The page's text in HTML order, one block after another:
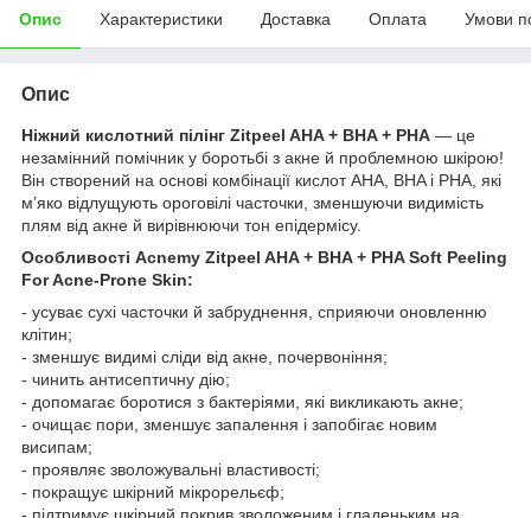
Опис Характеристики Доставка Оплата Умови
Опис
Ніжний кислотний пілінг Zitpeel AHA + BHA + PHA — це
незамінний помічник у боротьбі з акне й проблемною шкірою!
Він створений на основі комбінації кислот AHA, BHA і PHA, які
м’яко відлущують ороговілі часточки, зменшуючи видимість
плям від акне й вирівнюючи тон епідермісу.
Особливості Acnemy Zitpeel AHA + BHA + PHA Soft Peeling
For Acne-Prone Skin:
- усуває сухі часточки й забруднення, сприяючи оновленню
клітин;
- зменшує видимі сліди від акне, почервоніння;
- чинить антисептичну дію;
- допомагає боротися з бактеріями, які викликають акне;
- очищає пори, зменшує запалення і запобігає новим
висипам;
- проявляє зволожувальні властивості;
- покращує шкірний мікрорельєф;
- підтримує шкірний покрив зволоженим і гладеньким на